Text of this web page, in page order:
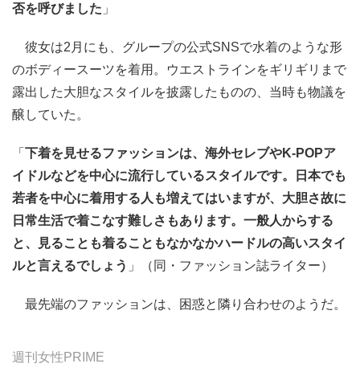
否を呼びました 」
彼女は2月にも、グループの公式SNSで水着のような形
のボディースーツを着用。ウエストラインをギリギリまで
露出した大胆なスタイルを披露したものの、当時も物議を
醸していた。
「 下着を見せるファッションは、海外セレブやK-POPア
イドルなどを中心に流行しているスタイルです。日本でも
若者を中心に着用する人も増えてはいますが、大胆さ故に
日常生活で着こなす難しさもあります。一般人からする
と、見ることも着ることもなかなかハードルの高いスタイ
ルと言えるでしょう 」（同・ファッション誌ライター）
最先端のファッションは、困惑と隣り合わせのようだ。
週刊女性PRIME